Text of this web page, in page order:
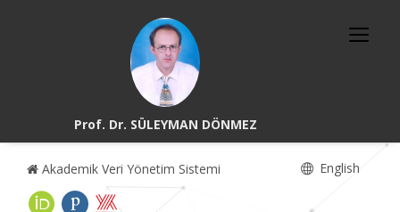
Prof. Dr. SÜLEYMAN DÖNMEZ
Akademik Veri Yönetim Sistemi English